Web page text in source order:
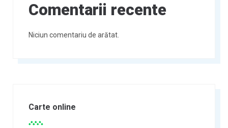
Comentarii recente
Niciun comentariu de arătat.
Carte online